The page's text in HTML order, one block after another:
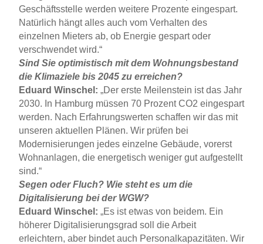
Geschäftsstelle werden weitere Prozente eingespart.
Natürlich hängt alles auch vom Verhalten des
einzelnen Mieters ab, ob Energie gespart oder
verschwendet wird.“
Sind Sie optimistisch mit dem Wohnungsbestand
die Klimaziele bis 2045 zu erreichen?
Eduard Winschel: „Der erste Meilenstein ist das Jahr
2030. In Hamburg müssen 70 Prozent CO2 eingespart
werden. Nach Erfahrungswerten schaffen wir das mit
unseren aktuellen Plänen. Wir prüfen bei
Modernisierungen jedes einzelne Gebäude, vorerst
Wohnanlagen, die energetisch weniger gut aufgestellt
sind.“
Segen oder Fluch? Wie steht es um die
Digitalisierung bei der WGW?
Eduard Winschel: „Es ist etwas von beidem. Ein
höherer Digitalisierungsgrad soll die Arbeit
erleichtern, aber bindet auch Personalkapazitäten. Wir